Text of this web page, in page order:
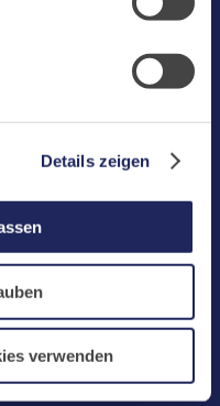
akzeptieren Sie bitte
Details zeigen
verwenden